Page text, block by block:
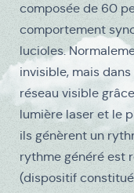
composée de 60
comportement
lucioles.
invisible, mais
réseau visible
lumière laser et le
ils génèrent un
rythme généré est
(dispositif